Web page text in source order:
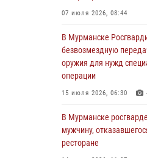
31 июля 2026, 08:48
Сотрудники
не оплатившего счет в
30 июля 2026, 14:09
В Управлении
занятие совместно с
30 июля 2026, 14:05
07 июля 2026, 08:44
В Мурманске
безвозмездную
оружия для нужд
операции
15 июля 2026, 06:30
В Мурманске
мужчину,
ресторане